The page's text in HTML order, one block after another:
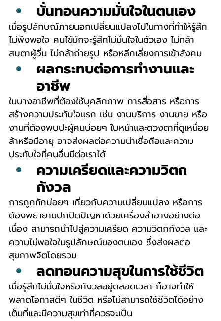
บั่นทอนความมั่นใจในตนเอง
เมื่อรูปลักษณ์ภายนอกเปลี่ยนแปลงไปในทางที่ทำให้รู้สึก
ไม่พึงพอใจ คนไข้มักจะรู้สึกไม่มั่นใจในตัวเอง ไม่กล้า
สบตาผู้อื่น ไม่กล้าถ่ายรูป หรือหลีกเลี่ยงการเข้าสังคม
ผลกระทบต่อการทำงานและ
อาชีพ
ในบางอาชีพที่ต้องใช้บุคลิกภาพ การสื่อสาร หรือการ
สร้างความประทับใจแรก เช่น งานบริการ งานขาย หรือ
งานที่ต้องพบปะผู้คนบ่อยๆ ใบหน้าและดวงตาที่ดูเหนื่อย
ล้าหรือมีอายุ อาจส่งผลต่อความน่าเชื่อถือและความ
ประทับใจที่คนอื่นมีต่อเราได้
ความเครียดและความวิตก
กังวล
การถูกทักบ่อยๆ เกี่ยวกับความเปลี่ยนแปลง หรือการ
ต้องพยายามปกปิดปัญหาด้วยเครื่องสำอางอย่างต่อ
เนื่อง สามารถนำไปสู่ความเครียด ความวิตกกังวล และ
ความไม่พอใจในรูปลักษณ์ของตนเอง ซึ่งส่งผลต่อ
สุขภาพจิตโดยรวม
ลดทอนความสุขในการใช้ชีวิต
เมื่อรู้สึกไม่มั่นใจหรือกังวลอยู่ตลอดเวลา ก็อาจทำให้
พลาดโอกาสดีๆ ในชีวิต หรือไม่สามารถใช้ชีวิตได้อย่าง
เต็มที่และมีความสุขเท่าที่ควรจะเป็น